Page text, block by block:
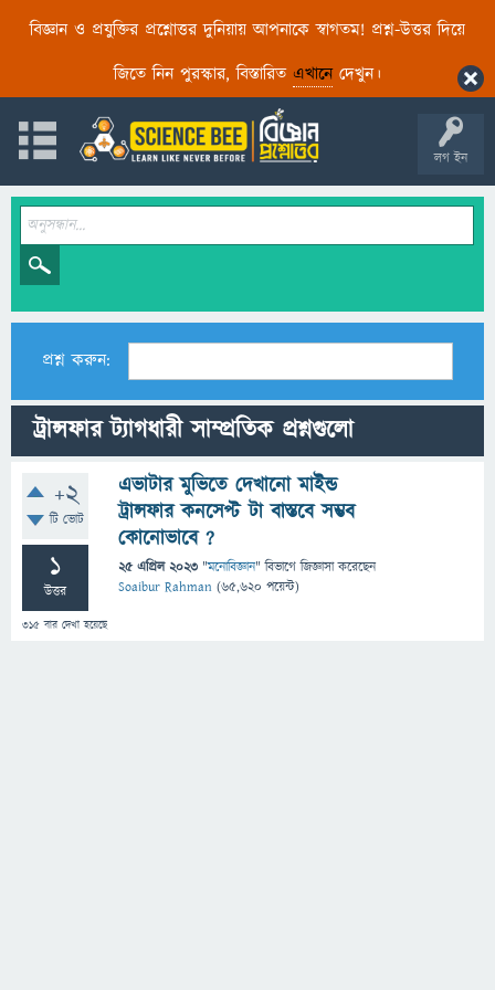
বিজ্ঞান ও প্রযুক্তির প্রশ্নোত্তর দুনিয়ায় আপনাকে স্বাগতম! প্রশ্ন-উত্তর দিয়ে
জিতে নিন পুরস্কার, বিস্তারিত এখানেদেখুন।
লগ ইন
প্রশ্ন করুন:
ট্রান্সফার ট্যাগধারী সাম্প্রতিক প্রশ্নগুলো
+2
টি ভোট
1
উত্তর
315 বার দেখা হয়েছে
এভাটার মুভিতে দেখানো মাইন্ড
ট্রান্সফার কনসেপ্ট টা বাস্তবে সম্ভব
কোনোভাবে ?
25 এপ্রিল 2023 "মনোবিজ্ঞান" বিভাগে জিজ্ঞাসাকরেছেন
Soaibur Rahman (65,620 পয়েন্ট)